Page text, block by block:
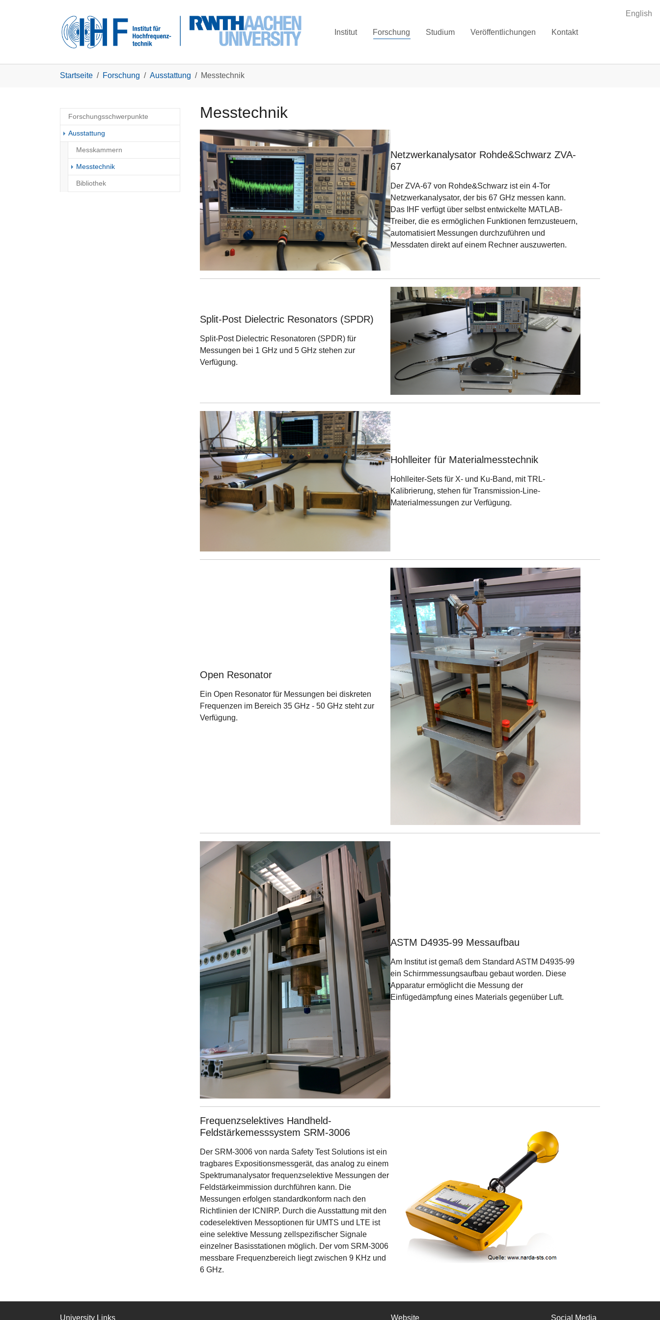
English
Institut Forschung Studium Veröffentlichungen Kontakt
Startseite Forschung Ausstattung Messtechnik
Forschungsschwerpunkte
Ausstattung
Messkammern
Messtechnik(current)
Bibliothek
Messtechnik
Netzwerkanalysator Rohde&Schwarz ZVA-
67
Der ZVA-67 von Rohde&Schwarz ist ein 4-Tor
Netzwerkanalysator, der bis 67 GHz messen kann.
Das IHF verfügt über selbst entwickelte MATLAB-
Treiber, die es ermöglichen Funktionen fernzusteuern,
automatisiert Messungen durchzuführen und
Messdaten direkt auf einem Rechner auszuwerten.
Split-Post Dielectric Resonators (SPDR)
Split-Post Dielectric Resonatoren (SPDR) für
Messungen bei 1 GHz und 5 GHz stehen zur
Verfügung.
Hohlleiter für Materialmesstechnik
Hohlleiter-Sets für X- und Ku-Band, mit TRL-
Kalibrierung, stehen für Transmission-Line-
Materialmessungen zur Verfügung.
Open Resonator
Ein Open Resonator für Messungen bei diskreten
Frequenzen im Bereich 35 GHz - 50 GHz steht zur
Verfügung.
ASTM D4935-99 Messaufbau
Am Institut ist gemaß dem Standard ASTM D4935-99
ein Schirmmessungsaufbau gebaut worden. Diese
Apparatur ermöglicht die Messung der
Einfügedämpfung eines Materials gegenüber Luft.
Frequenzselektives Handheld-
Feldstärkemesssystem SRM-3006
Der SRM-3006 von narda Safety Test Solutions ist ein
tragbares Expositionsmessgerät, das analog zu einem
Spektrumanalysator frequenzselektive Messungen der
Feldstärkeimmission durchführen kann. Die
Messungen erfolgen standardkonform nach den
Richtlinien der ICNIRP. Durch die Ausstattung mit den
codeselektiven Messoptionen für UMTS und LTE ist
eine selektive Messung zellspezifischer Signale
einzelner Basisstationen möglich. Der vom SRM-3006
messbare Frequenzbereich liegt zwischen 9 KHz und
6 GHz.
University Links Website Social Media